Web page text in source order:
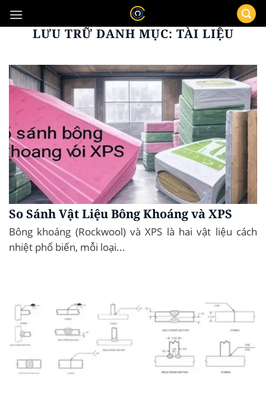
qua
LƯU TRỮ DANH MỤC: TÀI LIỆU
So Sánh Vật Liệu Bông Khoáng và XPS
Bông khoáng (Rockwool) và XPS là hai vật liệu cách
nhiệt phổ biến, mỗi loại...